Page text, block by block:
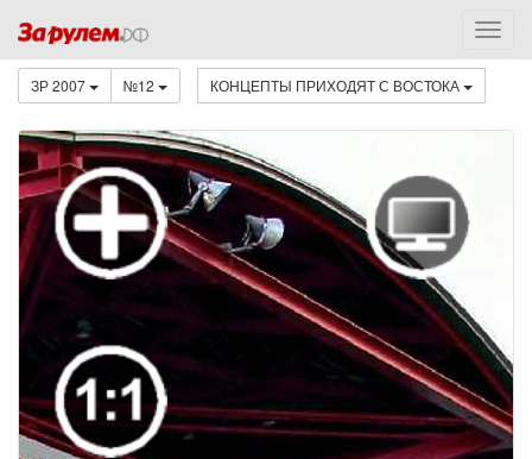
ЗР 2007 №12 КОНЦЕПТЫ ПРИХОДЯТ С ВОСТОКА